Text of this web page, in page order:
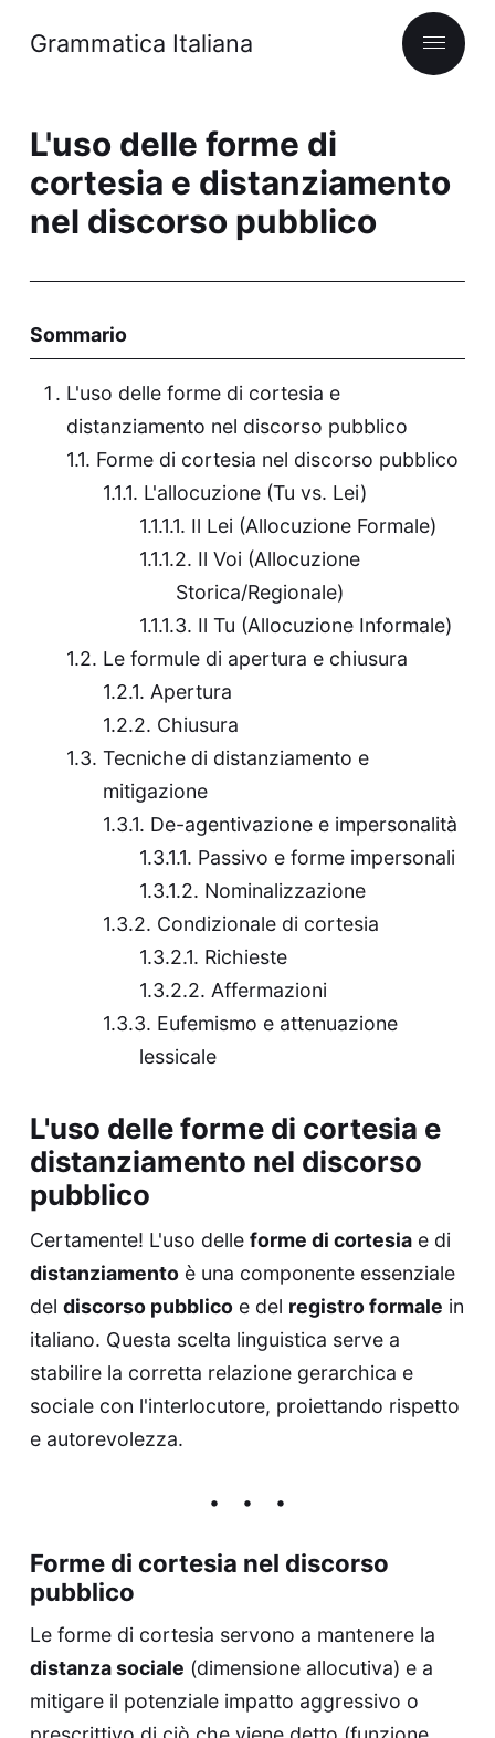
Grammatica Italiana
L'uso delle forme di
cortesia e distanziamento
nel discorso pubblico
Sommario
L'uso delle forme di cortesia e
distanziamento nel discorso pubblico
Forme di cortesia nel discorso pubblico
L'allocuzione (Tu vs. Lei)
Il Lei (Allocuzione Formale)
Il Voi (Allocuzione
Storica/Regionale)
Il Tu (Allocuzione Informale)
Le formule di apertura e chiusura
Apertura
Chiusura
Tecniche di distanziamento e
mitigazione
De-agentivazione e impersonalità
Passivo e forme impersonali
Nominalizzazione
Condizionale di cortesia
Richieste
Affermazioni
Eufemismo e attenuazione
lessicale
L'uso delle forme di cortesia e
distanziamento nel discorso
pubblico
Certamente! L'uso delle forme di cortesiae di
distanziamentoè una componente essenziale
del discorso pubblicoe del registro formale in
italiano. Questa scelta linguistica serve a
stabilire la corretta relazione gerarchica e
sociale con l'interlocutore, proiettando rispetto
e autorevolezza.
Forme di cortesia nel discorso
pubblico
Le forme di cortesia servono a mantenere la
distanza sociale (dimensione allocutiva) e a
mitigare il potenziale impatto aggressivo o